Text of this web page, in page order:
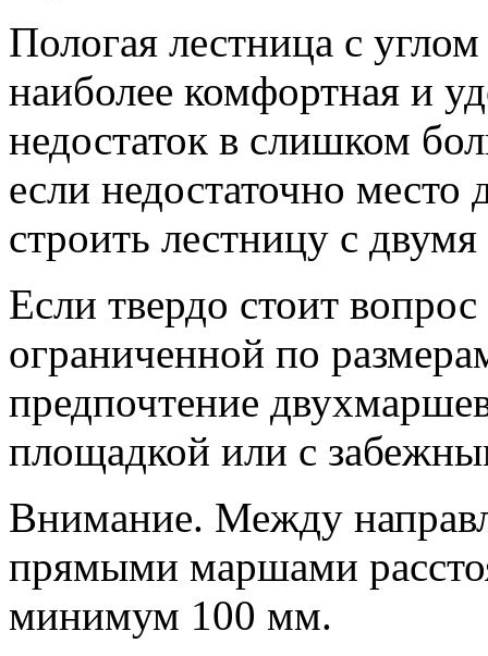
Пологая лестница с
наиболее комфортная и
недостаток в слишком
если недостаточно место
строить лестницу с
Если твердо стоит
ограниченной по
предпочтение
площадкой или с
Внимание. Между
прямыми маршами
минимум 100 мм.